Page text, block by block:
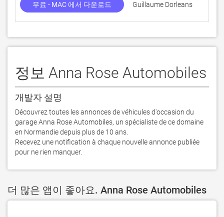
무료 - MAC 에서 다운로드 Guillaume Dorleans
정보 Anna Rose Automobiles
개발자 설명
Découvrez toutes les annonces de véhicules d'occasion du
garage Anna Rose Automobiles, un spécialiste de ce domaine
en Normandie depuis plus de 10 ans.
Recevez une notification à chaque nouvelle annonce publiée
pour ne rien manquer.
더 많은 앱이 좋아요. Anna Rose Automobiles